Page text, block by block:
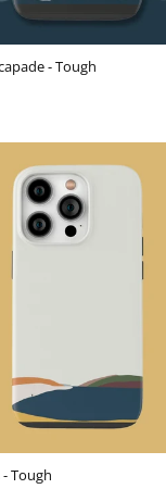
- Tough
Tough